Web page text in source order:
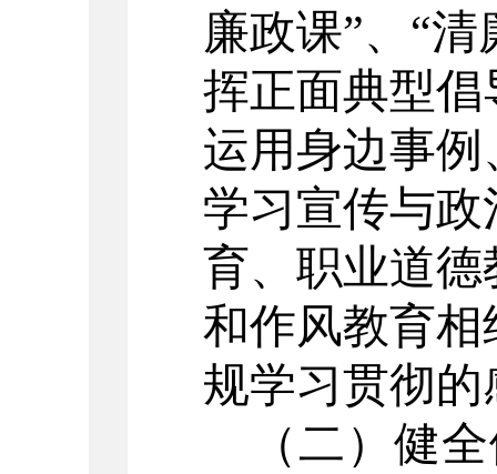
廉政课”、“
挥正面典型
运用身边事
学习宣传与
育、职业道
和作风教育
规学习贯彻
（二）健